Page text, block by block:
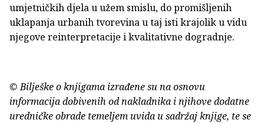
umjetničkih djela u užem smislu, do promišljenih
uklapanja urbanih tvorevina u taj isti krajolik u vidu
njegove reinterpretacije i kvalitativne dogradnje.
© Bilješke o knjigama izrađene su na osnovu
informacija dobivenih od nakladnika i njihove dodatne
uredničke obrade temeljem uvida u sadržaj knjige, te se